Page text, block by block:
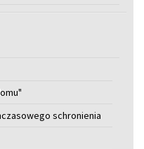
schronienia